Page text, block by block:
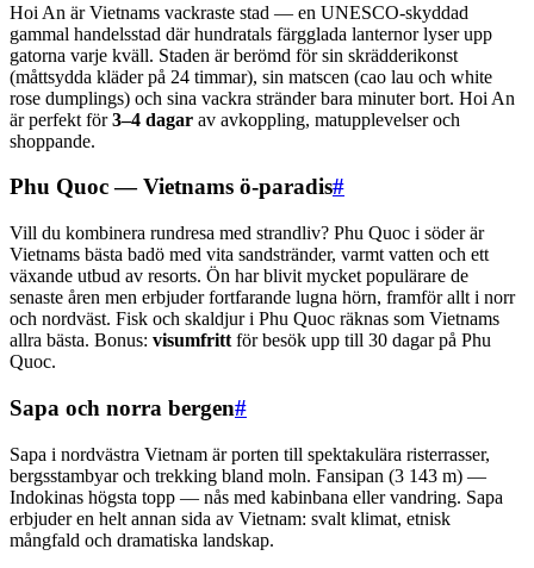
Hoi An är Vietnams vackraste stad — en UNESCO-skyddad
gammal handelsstad där hundratals färgglada lanternor lyser upp
gatorna varje kväll. Staden är berömd för sin skrädderikonst
(måttsydda kläder på 24 timmar), sin matscen (cao lau och white
rose dumplings) och sina vackra stränder bara minuter bort. Hoi An
är perfekt för3–4 dagar av avkoppling, matupplevelser och
shoppande.
Phu Quoc — Vietnams ö-paradis#
Vill du kombinera rundresa med strandliv? Phu Quoc i söder är
Vietnams bästa badö med vita sandstränder, varmt vatten och ett
växande utbud av resorts. Ön har blivit mycket populärare de
senaste åren men erbjuder fortfarande lugna hörn, framför allt i norr
och nordväst. Fisk och skaldjur i Phu Quoc räknas som Vietnams
allra bästa. Bonus: visumfritt för besök upp till 30 dagar på Phu
Quoc.
Sapa och norra bergen#
Sapa i nordvästra Vietnam är porten till spektakulära risterrasser,
bergsstambyar och trekking bland moln. Fansipan (3 143 m) —
Indokinas högsta topp — nås med kabinbana eller vandring. Sapa
erbjuder en helt annan sida av Vietnam: svalt klimat, etnisk
mångfald och dramatiska landskap.